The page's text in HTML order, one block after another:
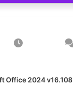
Office 2024